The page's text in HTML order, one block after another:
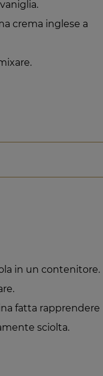
crema inglese a
in un contenitore.
fatta rapprendere
sciolta.